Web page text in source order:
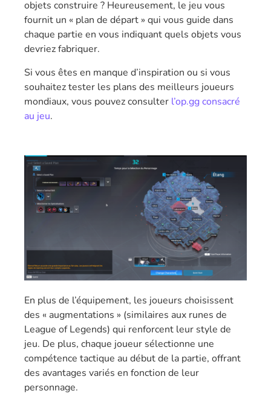
objets construire ? Heureusement, le jeu vous
fournit un « plan de départ » qui vous guide dans
chaque partie en vous indiquant quels objets vous
devriez fabriquer.
Si vous êtes en manque d’inspiration ou si vous
souhaitez tester les plans des meilleurs joueurs
mondiaux, vous pouvez consulter l’op.gg consacré
au jeu.
En plus de l’équipement, les joueurs choisissent
des « augmentations » (similaires aux runes de
League of Legends) qui renforcent leur style de
jeu. De plus, chaque joueur sélectionne une
compétence tactique au début de la partie, offrant
des avantages variés en fonction de leur
personnage.